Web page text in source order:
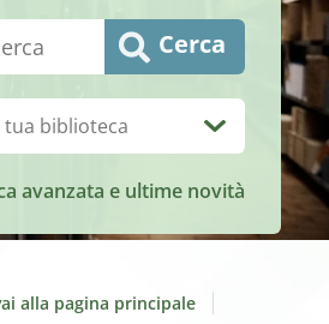
Cerca
avanzata e ultime novità
alla pagina principale